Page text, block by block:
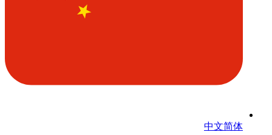
中文简体